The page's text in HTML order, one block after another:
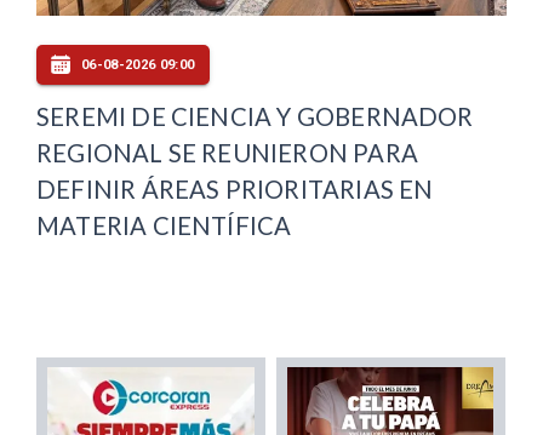
06-08-2026 09:00
SEREMI DE CIENCIA Y GOBERNADOR
REGIONAL SE REUNIERON PARA
DEFINIR ÁREAS PRIORITARIAS EN
MATERIA CIENTÍFICA